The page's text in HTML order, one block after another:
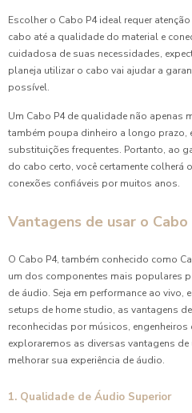
Escolher o Cabo P4 ideal requer
cabo até a qualidade do material e
cuidadosa de suas necessidades,
planeja utilizar o cabo vai ajudar a
possível.
Um Cabo P4 de qualidade não apenas
também poupa dinheiro a longo prazo,
substituições frequentes. Portanto, ao
do cabo certo, você certamente colherá
conexões confiáveis por muitos anos.
Vantagens de usar o Cabo
O Cabo P4, também conhecido como
um dos componentes mais populares
de áudio. Seja em performance ao vivo,
setups de home studio, as vantagens
reconhecidas por músicos,
exploraremos as diversas vantagens
melhorar sua experiência de áudio.
1. Qualidade de Áudio Superior